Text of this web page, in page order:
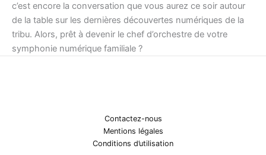
c’est encore la conversation que vous aurez ce soir autour
de la table sur les dernières découvertes numériques de la
tribu. Alors, prêt à devenir le chef d’orchestre de votre
symphonie numérique familiale ?
Contactez-nous
Mentions légales
Conditions d’utilisation